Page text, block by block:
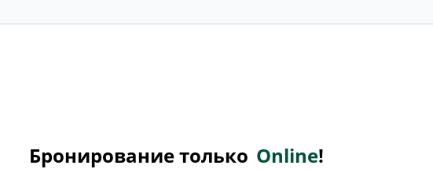
Бронирование только Online!